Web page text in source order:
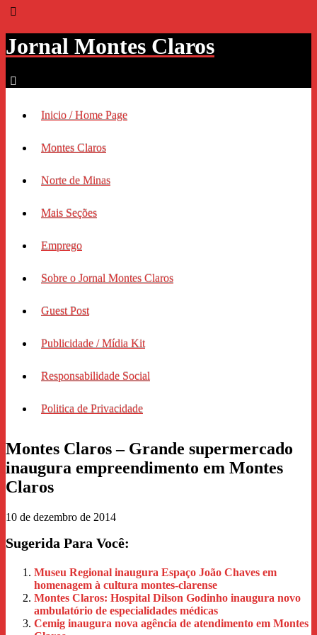
Jornal Montes Claros
Inicio / Home Page
Montes Claros
Norte de Minas
Mais Seções
Emprego
Sobre o Jornal Montes Claros
Guest Post
Publicidade / Mídia Kit
Responsabilidade Social
Politica de Privacidade
Montes Claros – Grande supermercado
inaugura empreendimento em Montes
Claros
10 de dezembro de 2014
Sugerida Para Você:
Museu Regional inaugura Espaço João Chaves em
homenagem à cultura montes-clarense
Montes Claros: Hospital Dilson Godinho inaugura novo
ambulatório de especialidades médicas
Cemig inaugura nova agência de atendimento em Montes